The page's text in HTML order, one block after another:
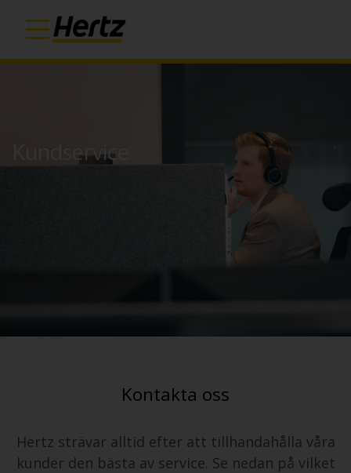
Kundservice
Kontakta oss
Hertz strävar alltid efter att tillhandahålla våra
kunder den bästa av service. Se nedan på vilket